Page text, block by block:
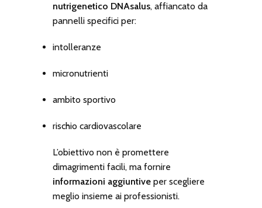
nutrigenetico DNAsalus, affiancato da
pannelli specifici per:
intolleranze
micronutrienti
ambito sportivo
rischio cardiovascolare
L’obiettivo non è promettere
dimagrimenti facili, ma fornire
informazioni aggiuntiveper scegliere
meglio insieme ai professionisti.